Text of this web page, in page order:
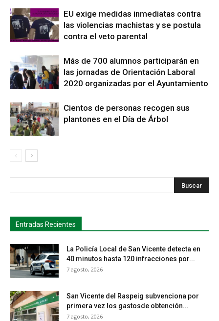
EU exige medidas inmediatas contra
las violencias machistas y se postula
contra el veto parental
Más de 700 alumnos participarán en
las jornadas de Orientación Laboral
2020 organizadas por el Ayuntamiento
Cientos de personas recogen sus
plantones en el Día de Árbol
Entradas Recientes
La Policía Local de San Vicente detecta en
40 minutos hasta 120 infracciones por...
7 agosto, 2026
San Vicente del Raspeig subvenciona por
primera vez los gastosde obtención...
7 agosto, 2026